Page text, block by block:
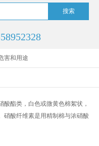
害和用途
酯类，白色或微黄色棉絮状，
硝酸纤维素是用精制棉与浓硝酸